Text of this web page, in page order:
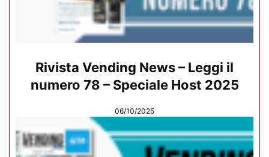
Rivista Vending News – Leggi il
numero 78 – Speciale Host 2025
06/10/2025